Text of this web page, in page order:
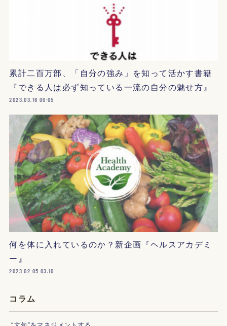
累計二百万部、「自分の強み」を知って活かす書籍
『できる人は必ず知っている一流の自分の魅せ方』
2023.03.16 00:05
何を体に入れているのか？新企画『ヘルスアカデミ
ー』
2023.02.05 03:10
コラム
“文句”をマネジメントする